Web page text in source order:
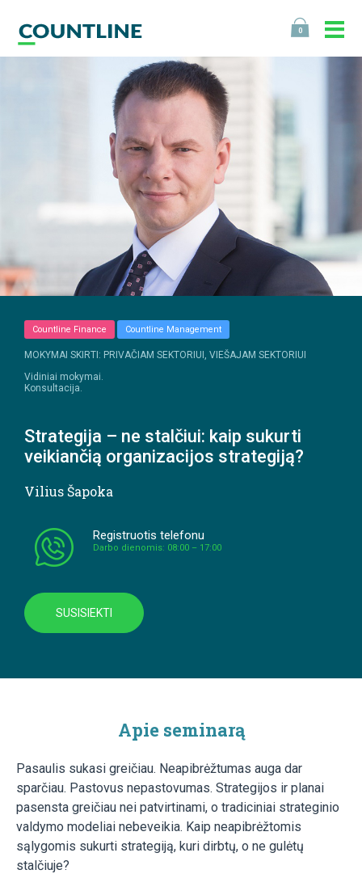
0
Countline Finance Countline Management
MOKYMAI SKIRTI: PRIVAČIAM SEKTORIUI, VIEŠAJAM SEKTORIUI
Vidiniai mokymai.
Konsultacija.
Strategija – ne stalčiui: kaip sukurti
veikiančią organizacijos strategiją?
Vilius Šapoka
Registruotis telefonu
Darbo dienomis: 08:00 – 17:00
SUSISIEKTI
Apie seminarą
Pasaulis sukasi greičiau. Neapibrėžtumas auga dar
sparčiau. Pastovus nepastovumas. Strategijos ir planai
pasensta greičiau nei patvirtinami, o tradiciniai strateginio
valdymo modeliai nebeveikia. Kaip neapibrėžtomis
sąlygomis sukurti strategiją, kuri dirbtų, o ne gulėtų
stalčiuje?